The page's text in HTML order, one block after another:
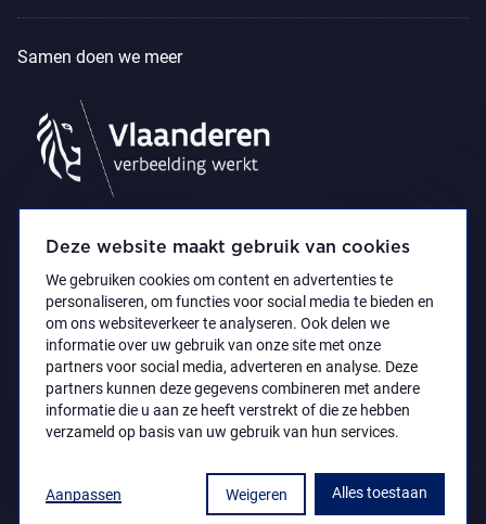
Deze website maakt gebruik van cookies
We gebruiken cookies om content en advertenties te
personaliseren, om functies voor social media te bieden en
om ons websiteverkeer te analyseren. Ook delen we
informatie over uw gebruik van onze site met onze
partners voor social media, adverteren en analyse. Deze
partners kunnen deze gegevens combineren met andere
informatie die u aan ze heeft verstrekt of die ze hebben
verzameld op basis van uw gebruik van hun services.
Aanpassen Weigeren Alles toestaan
Samen doen we meer
Privacyverklaring Toegankelijkheidsverklaring
© 2021 Koninklijk Museum voor Schone Kunsten